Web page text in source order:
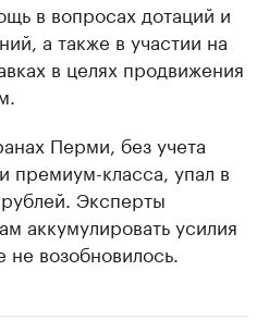
в вопросах дотаций и
а также в участии на
в целях продвижения
Перми, без учета
премиум-класса, упал в
Эксперты
аккумулировать усилия
возобновилось.